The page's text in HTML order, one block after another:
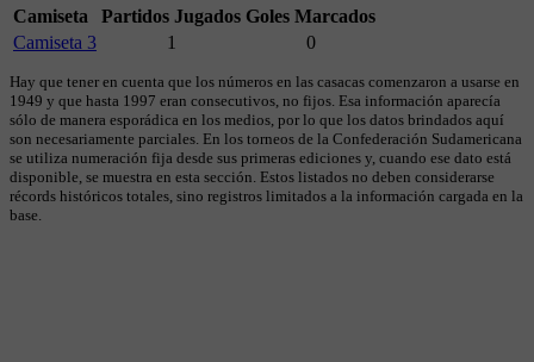
Camiseta
Partidos Jugados Goles Marcados
Camiseta 3
1 0
Hay que tener en cuenta que los números en las casacas comenzaron a usarse en
1949 y que hasta 1997 eran consecutivos, no fijos. Esa información aparecía
sólo de manera esporádica en los medios, por lo que los datos brindados aquí
son necesariamente parciales. En los torneos de la Confederación Sudamericana
se utiliza numeración fija desde sus primeras ediciones y, cuando ese dato está
disponible, se muestra en esta sección. Estos listados no deben considerarse
récords históricos totales, sino registros limitados a la información cargada en la
base.